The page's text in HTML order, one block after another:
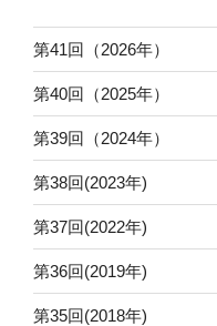
第41回（2026年）
第40回（2025年）
第39回（2024年）
第38回(2023年)
第37回(2022年)
第36回(2019年)
第35回(2018年)